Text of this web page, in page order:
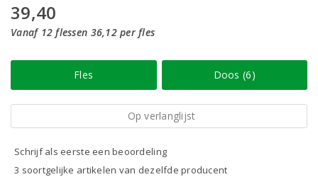
39,40
Vanaf 12 flessen 36,12 per fles
Fles Doos (6)
Op verlanglijst
Schrijf als eerste een beoordeling
3 soortgelijke artikelen van dezelfde producent